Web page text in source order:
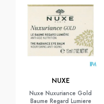
NUXE
Nuxe Nuxuriance Gold
Baume Regard Lumiere